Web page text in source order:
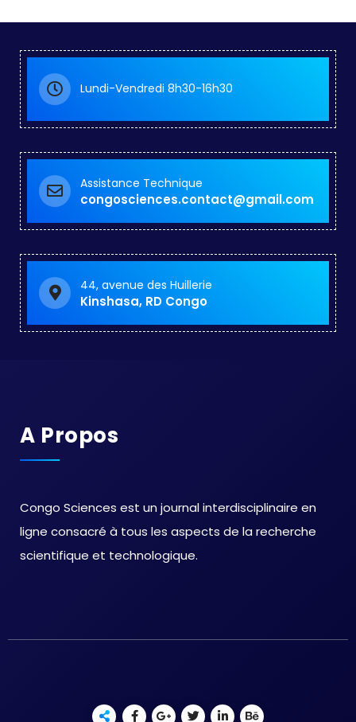
Lundi-Vendredi 8h30-16h30
Assistance Technique
congosciences.contact@gmail.com
44, avenue des Huillerie
Kinshasa, RD Congo
A Propos
Congo Sciences est un journal interdisciplinaire en
ligne consacré à tous les aspects de la recherche
scientifique et technologique.